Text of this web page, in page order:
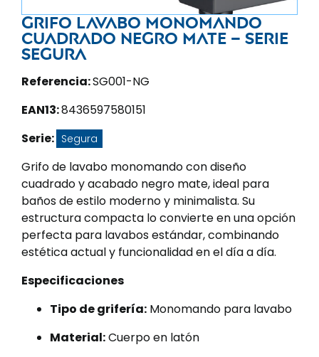
Grifo lavabo monomando
cuadrado negro mate – Serie
Segura
Referencia:SG001-NG
EAN13:8436597580151
Serie: Segura
Grifo de lavabo monomando con diseño
cuadrado y acabado negro mate, ideal para
baños de estilo moderno y minimalista. Su
estructura compacta lo convierte en una opción
perfecta para lavabos estándar, combinando
estética actual y funcionalidad en el día a día.
Especificaciones
Tipo de grifería: Monomando para lavabo
Material:Cuerpo en latón